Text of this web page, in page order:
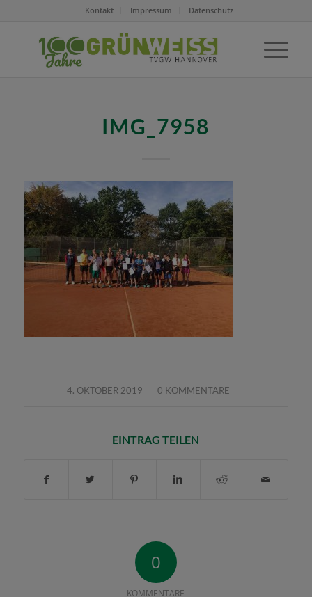
Kontakt Impressum Datenschutz
IMG_7958
4. OKTOBER 2019
/ 0 KOMMENTARE
/
EINTRAG TEILEN
0
KOMMENTARE